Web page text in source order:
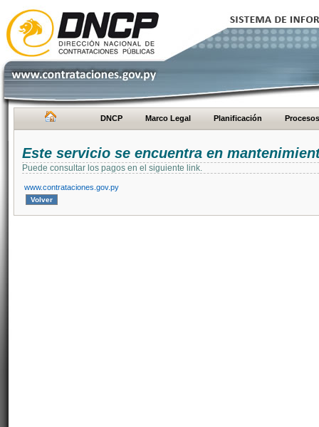
DNCP Marco Legal Planificación Procesos
Este servicio se encuentra en
Puede consultar los pagos en el siguiente link.
www.contrataciones.gov.py